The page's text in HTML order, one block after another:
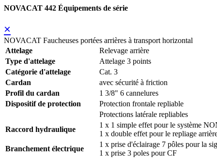
NOVACAT 442 Équipements de série
×
NOVACAT Faucheuses portées arrières à transport horizontal
Attelage
Relevage arrière
Type d'attelage
Attelage 3 points
Catégorie d'attelage
Cat. 3
Cardan
avec sécurité à friction
Profil du cardan
1 3/8" 6 cannelures
Dispositif de protection
Protection frontale repliable
Protections latérale repliables
Raccord hydraulique
1 x 1 simple effet pour le système
1 x double effet pour le repliage
Branchement électrique
1 x prise d'éclairage 7 pôles pour la
1 x prise 3 poles pour CF